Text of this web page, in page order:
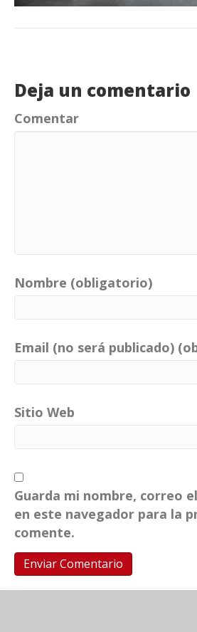
Deja un comentario
Comentar
Nombre (obligatorio)
Email (no será publicado)
Sitio Web
Guarda mi nombre, correo
en este navegador para la
comente.